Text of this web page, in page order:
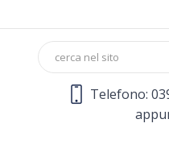
Telefono: